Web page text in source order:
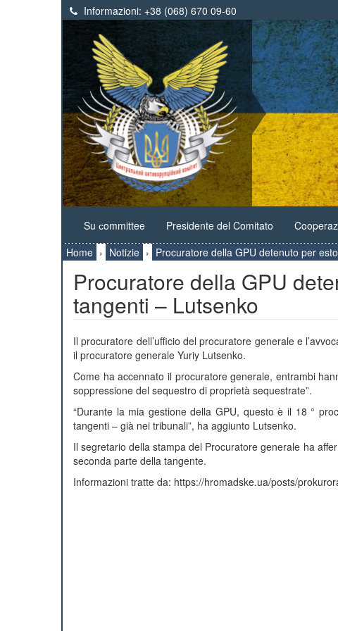
Informazioni: +38 (068) 670 09-60
Su сommittee Presidente del Comitato
Home › Notizie › Procuratore della GPU detenuto per
Procuratore della GPU
tangenti – Lutsenko
Il procuratore dell’ufficio del procuratore generale e
il procuratore generale Yuriy Lutsenko.
Come ha accennato il procuratore generale, entrambi
soppressione del sequestro di proprietà sequestrate”.
“Durante la mia gestione della GPU, questo è il 18 °
tangenti – già nei tribunali”, ha aggiunto Lutsenko.
Il segretario della stampa del Procuratore generale ha
seconda parte della tangente.
Informazioni tratte da: https://hromadske.ua/posts/